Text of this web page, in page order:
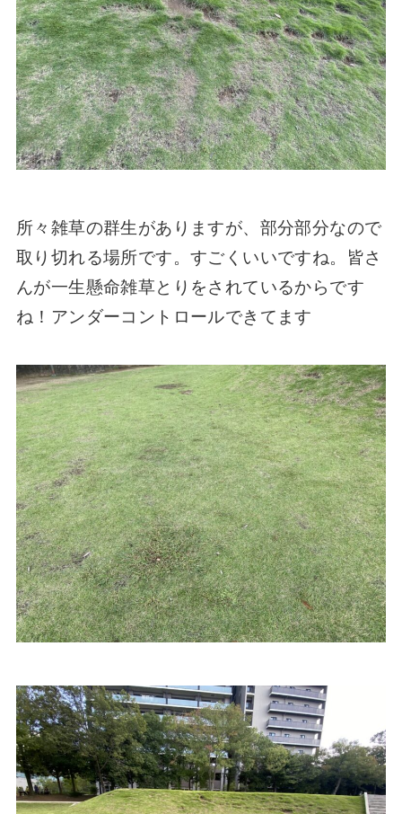
所々雑草の群生がありますが、部分部分なので
取り切れる場所です。すごくいいですね。皆さ
んが一生懸命雑草とりをされているからです
ね！アンダーコントロールできてます